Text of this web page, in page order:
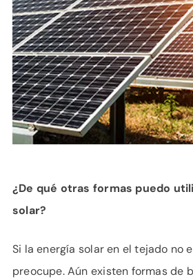
¿De qué otras formas puedo
solar?
Si la energía solar en el tejado no
preocupe. Aún existen formas de